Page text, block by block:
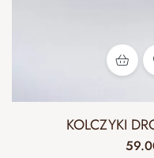
KOLCZYKI